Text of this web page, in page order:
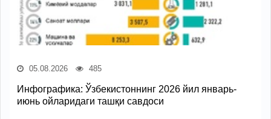
05.08.2026 485
Инфографика: Ўзбекистоннинг 2026 йил январь-
июнь ойларидаги ташқи савдоси